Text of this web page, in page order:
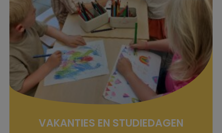
VAKANTIES EN STUDIEDAGEN